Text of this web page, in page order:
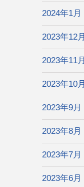
2024年1月
2023年12月
2023年11月
2023年10月
2023年9月
2023年8月
2023年7月
2023年6月